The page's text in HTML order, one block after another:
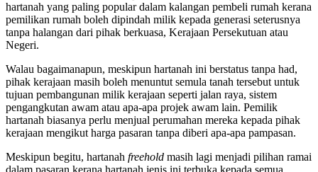
hartanah yang paling popular dalam kalangan pembeli rumah kerana
pemilikan rumah boleh dipindah milik kepada generasi seterusnya
tanpa halangan dari pihak berkuasa, Kerajaan Persekutuan atau
Negeri.
Walau bagaimanapun, meskipun hartanah ini berstatus tanpa had,
pihak kerajaan masih boleh menuntut semula tanah tersebut untuk
tujuan pembangunan milik kerajaan seperti jalan raya, sistem
pengangkutan awam atau apa-apa projek awam lain. Pemilik
hartanah biasanya perlu menjual perumahan mereka kepada pihak
kerajaan mengikut harga pasaran tanpa diberi apa-apa pampasan.
Meskipun begitu, hartanah freehold masih lagi menjadi pilihan ramai